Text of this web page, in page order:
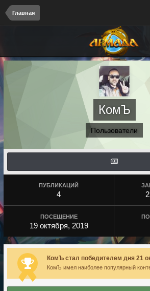
Главная
КомЪ
Пользователи
ПУБЛИКАЦИЙ
4
ПОСЕЩЕНИЕ
19 октября, 2019
КомЪ стал победителем дня 21
КомЪ имел наиболее популярный